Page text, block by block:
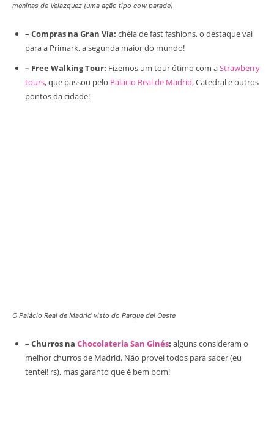
meninas de Velazquez (uma ação tipo cow parade)
– Compras na Gran Vía: cheia de fast fashions, o destaque vai
para a Primark, a segunda maior do mundo!
– Free Walking Tour: Fizemos um tour ótimo com aStrawberry
tours, que passou pelo Palácio Real de Madrid, Catedral e outros
pontos da cidade!
O Palácio Real de Madrid visto do Parque del Oeste
– Churros na Chocolateria San Ginés: alguns consideram o
melhor churros de Madrid. Não provei todos para saber (eu
tentei! rs), mas garanto que é bem bom!